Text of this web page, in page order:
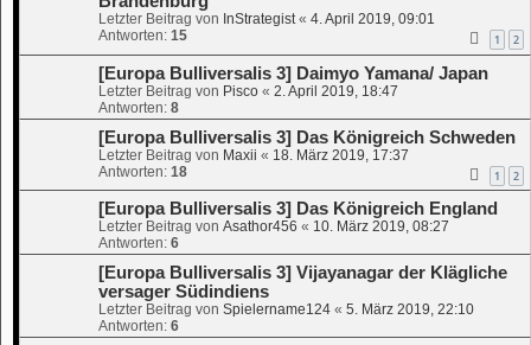
Letzter Beitrag von InStrategist« 4. April 2019, 09:01
Antworten: 15 1 2
[Europa Bulliversalis 3] Daimyo Yamana/ Japan
Letzter Beitrag von Pisco « 2. April 2019, 18:47
Antworten: 8
[Europa Bulliversalis 3] Das Königreich Schweden
Letzter Beitrag von Maxii « 18. März 2019, 17:37
Antworten: 18 1 2
[Europa Bulliversalis 3] Das Königreich England
Letzter Beitrag von Asathor456 « 10. März 2019, 08:27
Antworten: 6
[Europa Bulliversalis 3] Vijayanagar der Klägliche
versager Südindiens
Letzter Beitrag von Spielername124 « 5. März 2019, 22:10
Antworten: 6